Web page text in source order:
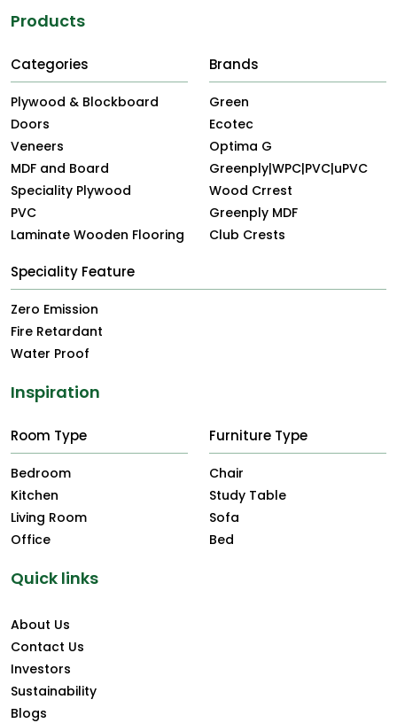
Products
Categories
Plywood & Blockboard
Doors
Veneers
MDF and Board
Speciality Plywood
PVC
Laminate Wooden Flooring
Brands
Green
Ecotec
Optima G
Greenply|WPC|PVC|uPVC
Wood Crrest
Greenply MDF
Club Crests
Speciality Feature
Zero Emission
Fire Retardant
Water Proof
Inspiration
Room Type
Bedroom
Kitchen
Living Room
Office
Furniture Type
Chair
Study Table
Sofa
Bed
Quick links
About Us
Contact Us
Investors
Sustainability
Blogs